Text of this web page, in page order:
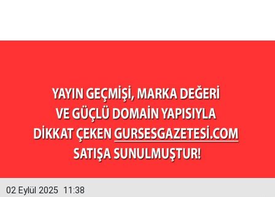
11:38
02 Eylül 2025